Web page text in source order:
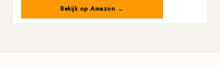
Bekijk op Amazon →